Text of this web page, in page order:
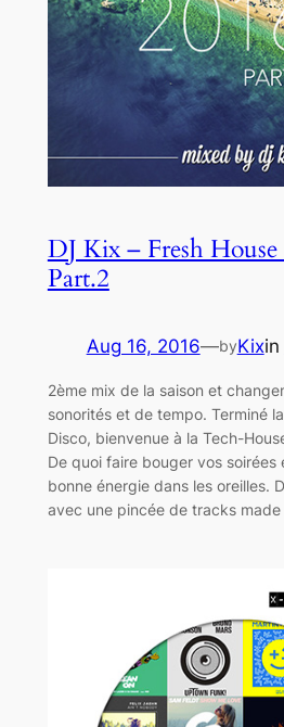
DJ Kix – Fresh
Part.2
Aug 16, 2016—byKixin
2ème mix de la saison et
sonorités et de tempo. Terminé
Disco, bienvenue à la Tech-
De quoi faire bouger vos soirées
bonne énergie dans les oreilles.
avec une pincée de tracks